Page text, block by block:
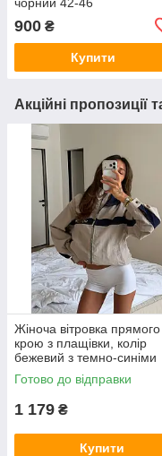
900 ₴
Купити
Акційні пропозиції
Жіноча вітровка прямого
крою з плащівки, колір
бежевий з темно-синіми
вставками 42-46
Готово до відправки
1 179 ₴
Купити